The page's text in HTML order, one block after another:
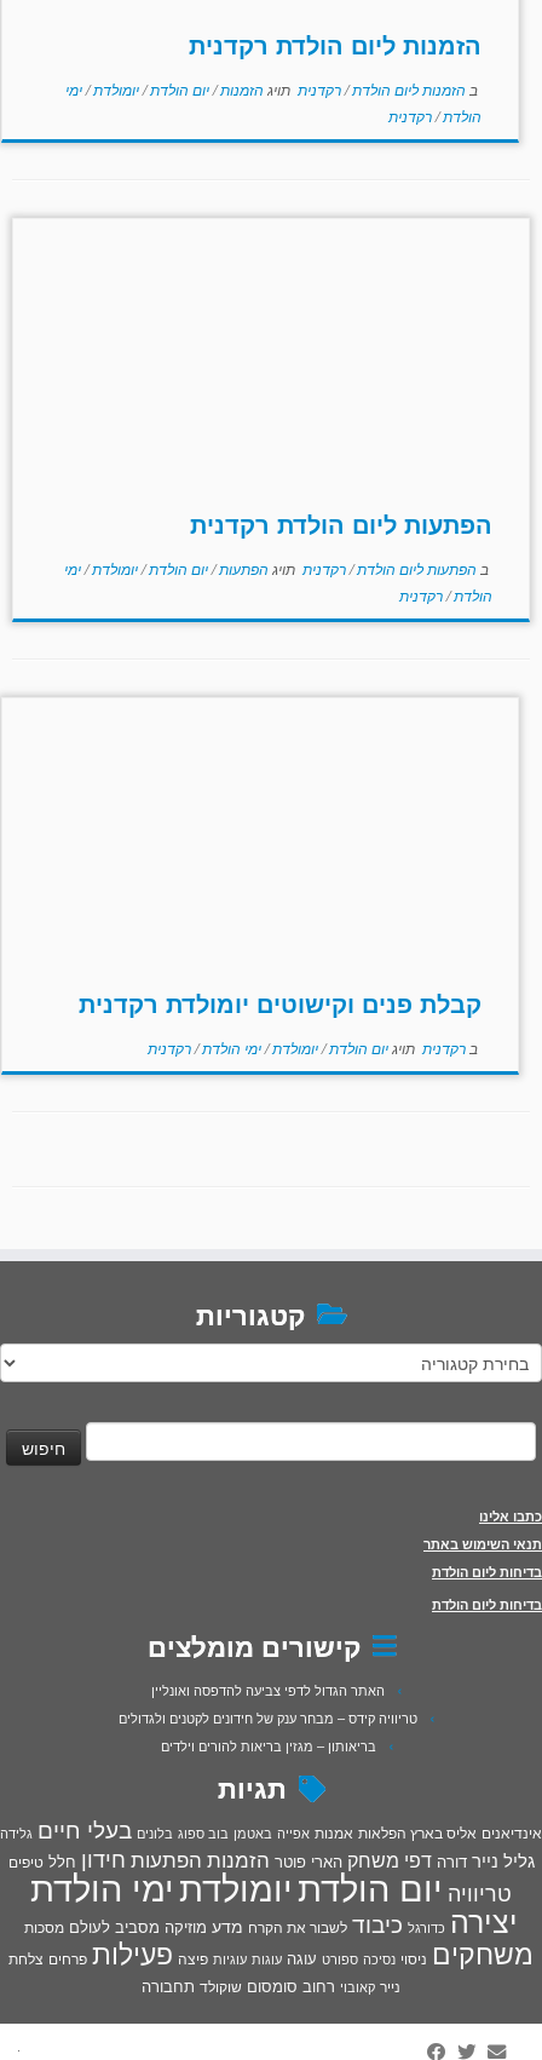
הזמנות ליום הולדת רקדנית
ב הזמנות ליום הולדת/רקדנית תויג הזמנות/יום הולדת/יומולדת/ימי
הולדת/רקדנית
הפתעות ליום הולדת רקדנית
ב הפתעות ליום הולדת/רקדנית תויג הפתעות/יום הולדת/יומולדת/ימי
הולדת/רקדנית
קבלת פנים וקישוטים יומולדת רקדנית
ב רקדנית תויגיום הולדת/יומולדת/ימי הולדת/רקדנית
קטגוריות
קטגוריות
חיפוש:
כתבו אלינו
תנאי השימוש באתר
בדיחות ליום הולדת
בדיחות ליום הולדת
קישורים מומלצים
האתר הגדול לדפי צביעה להדפסה ואונליין
טריוויה קידס – מבחר ענק של חידונים לקטנים ולגדולים
בריאותון – מגזין בריאות להורים וילדים
תגיות
אינדיאנים אליס בארץ הפלאות אמנות אפייה באטמן בוב ספוג בלונים בעלי חיים גלידה
גליל נייר דורה דפי משחק הארי פוטר הזמנות הפתעות חידון חלל טיפים
טריוויה יום הולדתיומולדתימי הולדת
יצירה כדורגל כיבוד לשבור את הקרח מדע מוזיקה מסביב לעולם מסכות
משחקים ניסוי נסיכה ספורט עוגה עוגות עוגיות פיצה פעילות פרחים צלחת
נייר קאובוי רחוב סומסום שוקולד תחבורה
·